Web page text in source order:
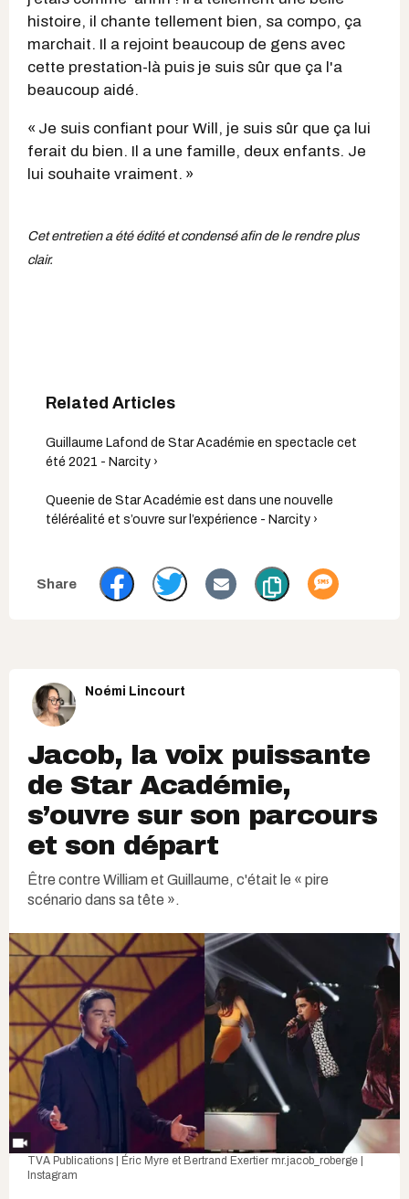
histoire, il chante tellement bien, sa compo, ça
marchait. Il a rejoint beaucoup de gens avec
cette prestation-là puis je suis sûr que ça l'a
beaucoup aidé.
« Je suis confiant pour Will, je suis sûr que ça lui
ferait du bien. Il a une famille, deux enfants. Je
lui souhaite vraiment. »
Cet entretien a été édité et condensé afin de le rendre plus
clair.
Guillaume Lafond de Star Académie en spectacle cet
été 2021 - Narcity ›
Queenie de Star Académie est dans une nouvelle
téléréalité et s’ouvre sur l’expérience - Narcity ›
Noémi Lincourt
Jacob, la voix puissante
de Star Académie,
s’ouvre sur son parcours
et son départ
Être contre William et Guillaume, c'était le « pire
scénario dans sa tête ».
TVA Publications | Éric Myre et Bertrand Exertier mr.jacob_roberge |
Instagram